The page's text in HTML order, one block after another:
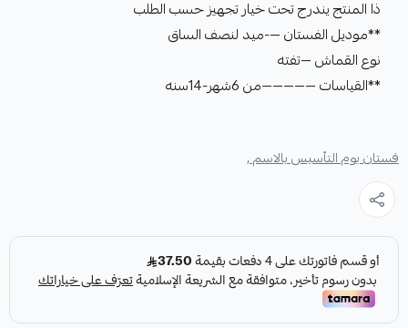
ذا المنتج يندرج تحت خيار تجهيز حسب الطلب
**موديل الفستان —-ميد لنصف الساق
نوع القماش —تفته
**القياسات —————من 6شهر-14سنه
فستان يوم التأسيس بالاسم ,